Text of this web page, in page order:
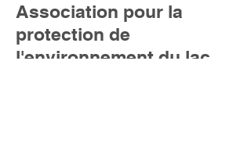
Association pour la
protection de
l'environnement du lac